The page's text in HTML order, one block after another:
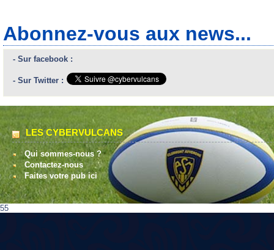
Abonnez-vous aux news...
- Sur facebook :
- Sur Twitter :
LES CYBERVULCANS
Qui sommes-nous ?
Contactez-nous
Faites votre pub ici
55